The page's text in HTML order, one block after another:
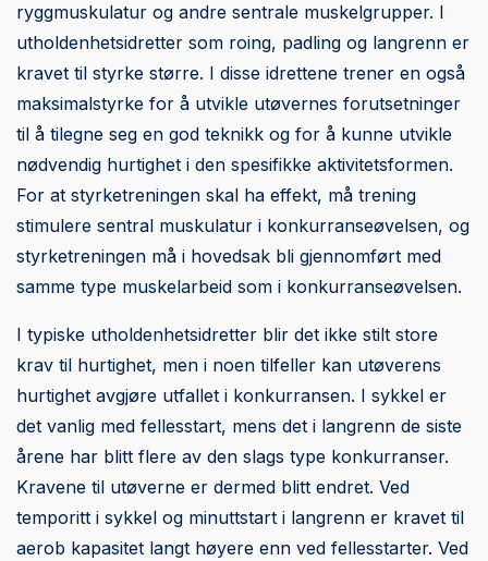
ryggmuskulatur og andre sentrale muskelgrupper. I
utholdenhetsidretter som roing, padling og langrenn er
kravet til styrke større. I disse idrettene trener en også
maksimalstyrke for å utvikle utøvernes forutsetninger
til å tilegne seg en god teknikk og for å kunne utvikle
nødvendig hurtighet i den spesifikke aktivitetsformen.
For at styrketreningen skal ha effekt, må trening
stimulere sentral muskulatur i konkurranseøvelsen, og
styrketreningen må i hovedsak bli gjennomført med
samme type muskelarbeid som i konkurranseøvelsen.
I typiske utholdenhetsidretter blir det ikke stilt store
krav til hurtighet, men i noen tilfeller kan utøverens
hurtighet avgjøre utfallet i konkurransen. I sykkel er
det vanlig med fellesstart, mens det i langrenn de siste
årene har blitt flere av den slags type konkurranser.
Kravene til utøverne er dermed blitt endret. Ved
temporitt i sykkel og minuttstart i langrenn er kravet til
aerob kapasitet langt høyere enn ved fellesstarter. Ved